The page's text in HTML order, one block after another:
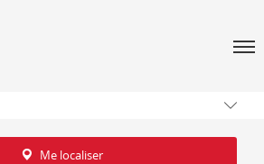
Me localiser